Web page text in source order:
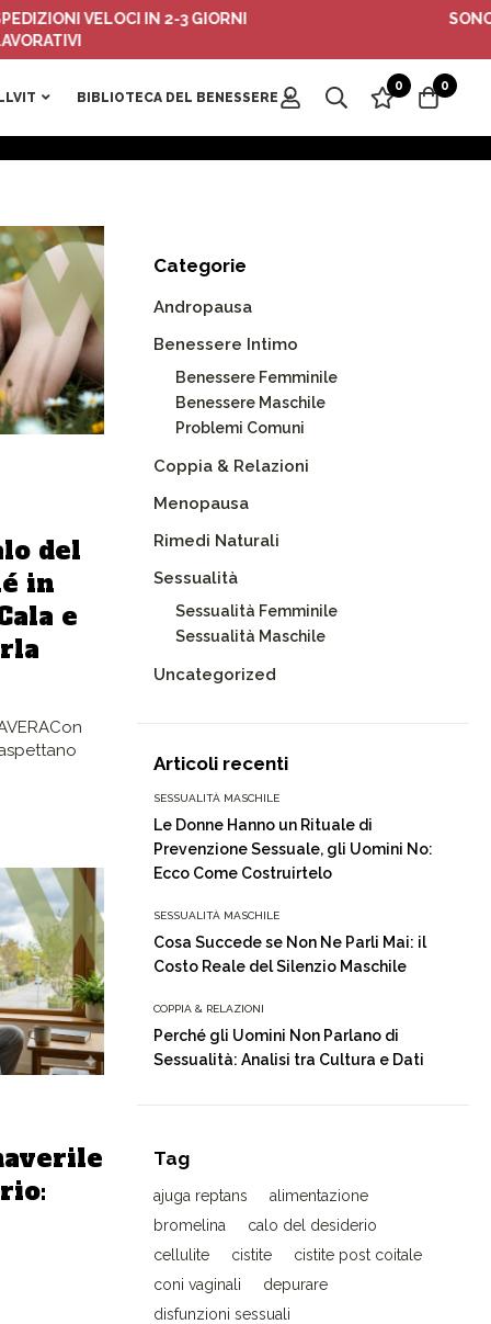
VELOCI IN 2-3 GIORNI
SONO
BIBLIOTECA DEL BENESSERE
0 0
del
in
e
Categorie
Andropausa
Benessere Intimo
Benessere Femminile
Benessere Maschile
Problemi Comuni
Coppia & Relazioni
Menopausa
Rimedi Naturali
Sessualità
Sessualità Femminile
Sessualità Maschile
Uncategorized
Articoli recenti
SESSUALITÀ MASCHILE
Le Donne Hanno un Rituale di
Prevenzione Sessuale, gli Uomini No:
Ecco Come Costruirtelo
SESSUALITÀ MASCHILE
Cosa Succede se Non Ne Parli Mai: il
Costo Reale del Silenzio Maschile
COPPIA & RELAZIONI
Perché gli Uomini Non Parlano di
Sessualità: Analisi tra Cultura e Dati
Tag
ajuga reptans
alimentazione
bromelina
calo del desiderio
cellulite
cistite
cistite post coitale
coni vaginali
depurare
disfunzioni sessuali